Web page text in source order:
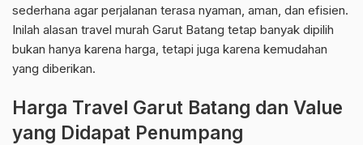
sederhana agar perjalanan terasa nyaman, aman, dan efisien.
Inilah alasan travel murah Garut Batang tetap banyak dipilih
bukan hanya karena harga, tetapi juga karena kemudahan
yang diberikan.
Harga Travel Garut Batang dan Value
yang Didapat Penumpang